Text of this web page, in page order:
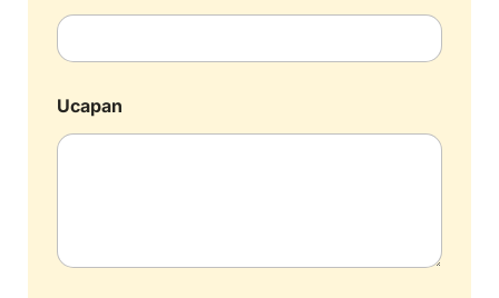
Ucapan